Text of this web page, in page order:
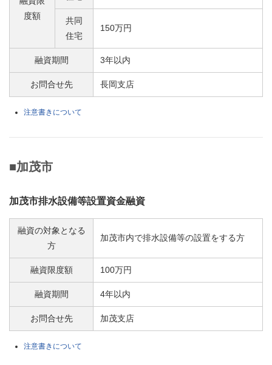
度額
共同
住宅
150万円
融資期間 3年以内
お問合せ先 長岡支店
注意書きについて
■加茂市
加茂市排水設備等設置資金融資
融資の対象となる
方
加茂市内で排水設備等の設置をする方
融資限度額 100万円
融資期間 4年以内
お問合せ先 加茂支店
注意書きについて